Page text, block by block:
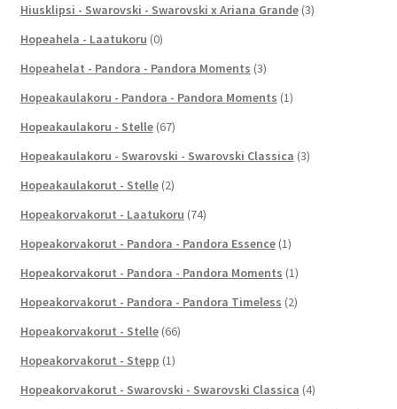
Hiusklipsi - Swarovski - Swarovski x Ariana Grande (3)
Hopeahela - Laatukoru (0)
Hopeahelat - Pandora - Pandora Moments (3)
Hopeakaulakoru - Pandora - Pandora Moments (1)
Hopeakaulakoru - Stelle (67)
Hopeakaulakoru - Swarovski - Swarovski Classica (3)
Hopeakaulakorut - Stelle (2)
Hopeakorvakorut - Laatukoru (74)
Hopeakorvakorut - Pandora - Pandora Essence (1)
Hopeakorvakorut - Pandora - Pandora Moments (1)
Hopeakorvakorut - Pandora - Pandora Timeless (2)
Hopeakorvakorut - Stelle (66)
Hopeakorvakorut - Stepp (1)
Hopeakorvakorut - Swarovski - Swarovski Classica (4)